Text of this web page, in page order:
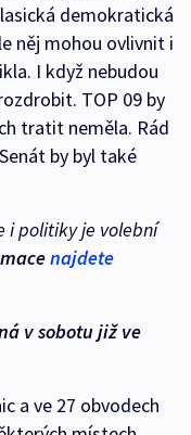
demokratická
něj mohou ovlivnit i
I když nebudou
TOP 09 by
tratit neměla. Rád
by byl také
i politiky je volební
najdete
v sobotu již ve
a ve 27 obvodech